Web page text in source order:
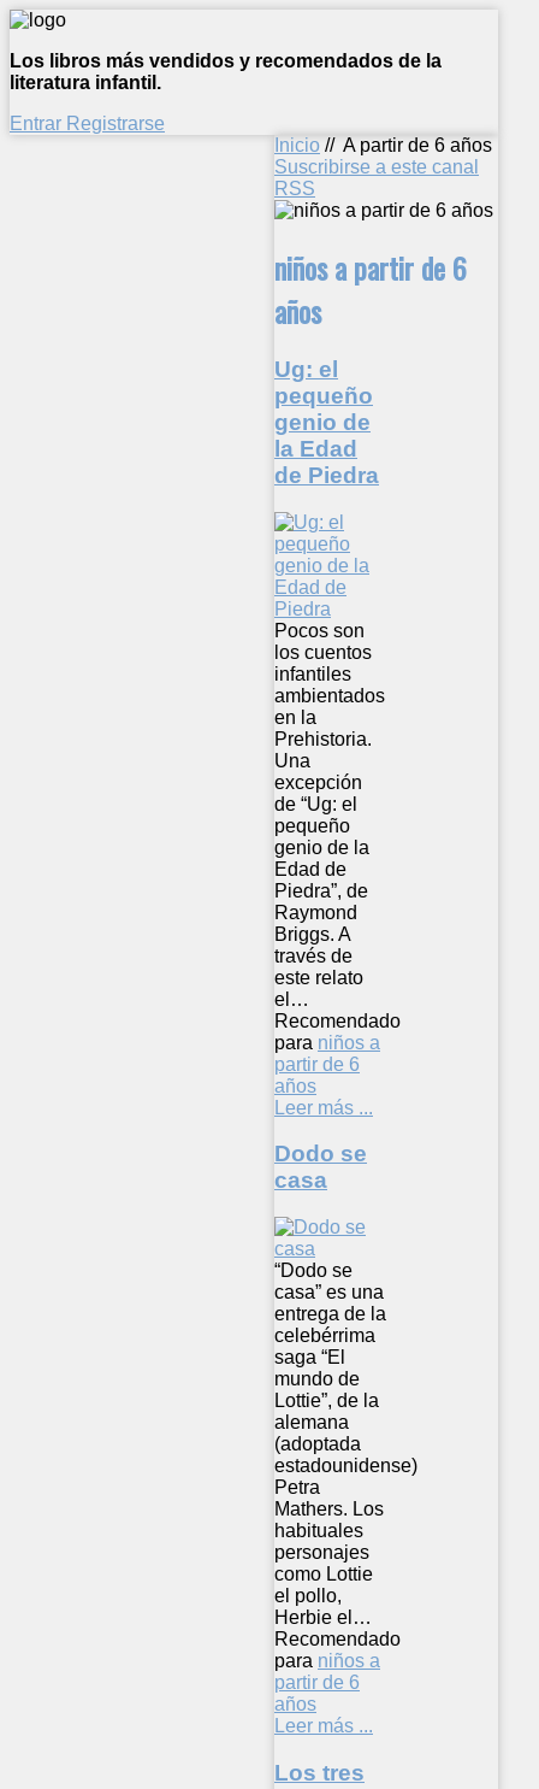
Los libros más vendidos y recomendados de la
literatura infantil.
Entrar Registrarse
Inicio // A partir de 6 años
Suscribirse a este canal
RSS
niños a partir de 6
años
Ug: el
pequeño
genio de
la Edad
de Piedra
Pocos son
los cuentos
infantiles
ambientados
en la
Prehistoria.
Una
excepción
de “Ug: el
pequeño
genio de la
Edad de
Piedra”, de
Raymond
Briggs. A
través de
este relato
el…
Recomendado
para niños a
partir de 6
años
Leer más ...
Dodo se
casa
“Dodo se
casa” es una
entrega de la
celebérrima
saga “El
mundo de
Lottie”, de la
alemana
(adoptada
estadounidense)
Petra
Mathers. Los
habituales
personajes
como Lottie
el pollo,
Herbie el…
Recomendado
para niños a
partir de 6
años
Leer más ...
Los tres